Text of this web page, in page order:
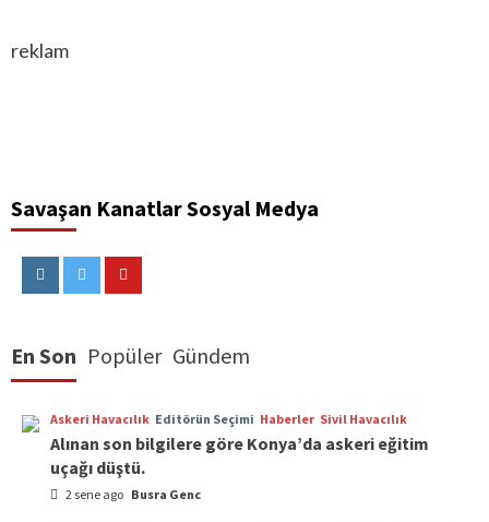
reklam
Savaşan Kanatlar Sosyal Medya
InstagramTwitterYoutube
En Son Popüler Gündem
Askeri Havacılık Editörün Seçimi Haberler Sivil Havacılık
Alınan son bilgilere göre Konya’da askeri eğitim
uçağı düştü.
2 sene ago Busra Genc